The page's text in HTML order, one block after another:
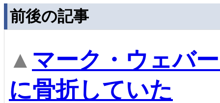
前後の記事
▲ マーク・ウェバ
に骨折していた